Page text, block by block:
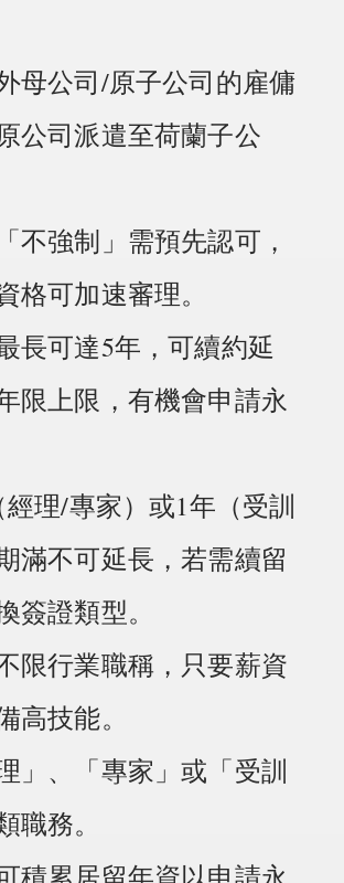
母公司/原子公司的雇傭
公司派遣至荷蘭子公
不強制」需預先認可，
格可加速審理。
長可達5年，可續約延
限上限，有機會申請永
理/專家）或1年（受訓
滿不可延長，若需續留
簽證類型。
限行業職稱，只要薪資
高技能。
」、「專家」或「受訓
職務。